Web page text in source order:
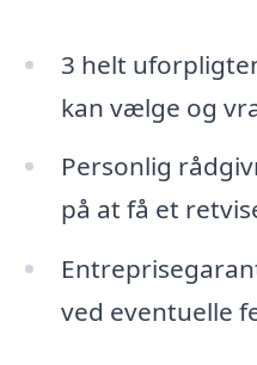
3 helt
kan vælge og
Personlig
på at få et
ved eventuelle